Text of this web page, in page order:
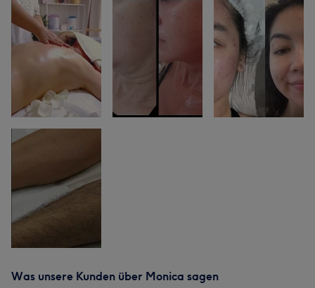
Was unsere Kunden über Monica sagen